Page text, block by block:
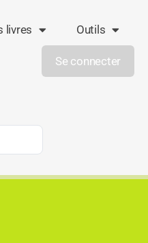
livres Outils
Se connecter